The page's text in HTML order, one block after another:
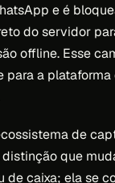
e é
do servidor
offline. Esse
a
de
que
de caixa; ela se